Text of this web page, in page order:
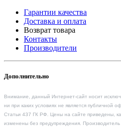
Гарантии качества
Доставка и оплата
Возврат товара
Контакты
Производители
Дополнительно
Внимание, данный Интернет-сайт носит
ни при каких условиях не является публичной
Статьи 437 ГК РФ. Цены на сайте приведены,
изменены без предупреждения. Производитель